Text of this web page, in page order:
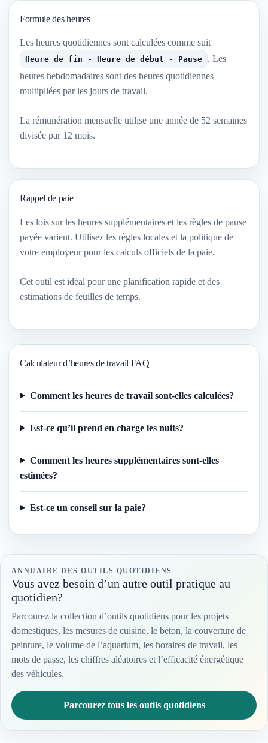
Formule des heures
Les heures quotidiennes sont calculées comme suit
Heure de fin - Heure de début - Pause
. Les
heures hebdomadaires sont des heures quotidiennes
multipliées par les jours de travail.
La rémunération mensuelle utilise une année de 52 semaines
divisée par 12 mois.
Rappel de paie
Les lois sur les heures supplémentaires et les règles de pause
payée varient. Utilisez les règles locales et la politique de
votre employeur pour les calculs officiels de la paie.
Cet outil est idéal pour une planification rapide et des
estimations de feuilles de temps.
Calculateur d’heures de travail FAQ
Comment les heures de travail sont-elles calculées?
Est-ce qu’il prend en charge les nuits?
Comment les heures supplémentaires sont-elles
estimées?
Est-ce un conseil sur la paie?
ANNUAIRE DES OUTILS QUOTIDIENS
Vous avez besoin d’un autre outil pratique au
quotidien?
Parcourez la collection d’outils quotidiens pour les projets
domestiques, les mesures de cuisine, le béton, la couverture de
peinture, le volume de l’aquarium, les horaires de travail, les
mots de passe, les chiffres aléatoires et l’efficacité énergétique
des véhicules.
Parcourez tous les outils quotidiens